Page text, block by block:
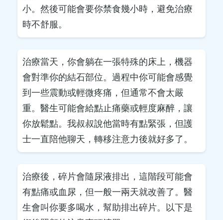
小。然後可能會要你禁食幾小時，避免治療
時不舒服。
治療當天，你會躺在一張特殊的床上，機器
會對準你的結石部位。過程中你可能會感覺
到一些震動或輕微疼痛，但通常不會太嚴
重。醫生可能會給點止痛藥或輕度麻醉，讓
你放鬆點。我叔叔說他當時有點緊張，但護
士一直陪他聊天，轉移注意力後就好多了。
治療後，碎片會隨尿液排出，這階段可能會
有點痛或血尿，但一般一兩天就改善了。醫
生會叫你要多喝水，幫助排出碎片。以下是